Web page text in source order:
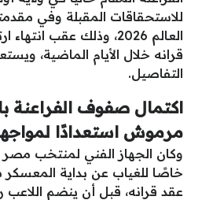
للاستحقاقات المقبلة وفي
العالم 2026، وذلك عقب
قرانه خلال الأيام الماضية،
التفاصيل.
اكتمال صفوف الفراعنة
مرموش استعدادًا
وكان الجهاز الفني لمنتخب
خاصًا للغياب عن بداية
عقد قرانه، قبل أن ينضم اللاعب